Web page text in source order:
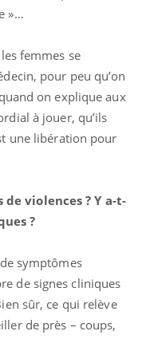
»…
femmes se
pour peu qu’on
on explique aux
à jouer, qu’ils
une libération pour
violences ? Y a-t-
?
symptômes
de signes cliniques
sûr, ce qui relève
de près – coups,